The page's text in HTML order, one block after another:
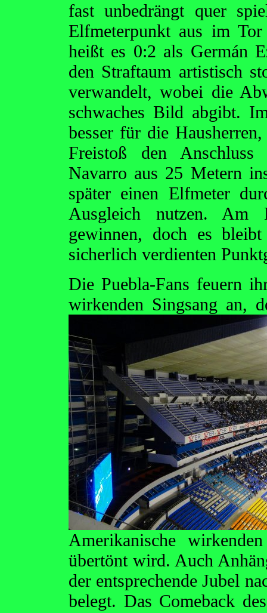
fast unbedrängt quer
Elfmeterpunkt aus im
heißt es 0:2 als Germán
den Straftaum artistisch
verwandelt, wobei die
schwaches Bild abgibt.
besser für die
Freistoß den
Navarro aus 25 Metern
später einen Elfmeter
Ausgleich nutzen. Am
gewinnen, doch es
sicherlich verdienten
Die Puebla-Fans feuern
wirkenden Singsang an,
Amerikanische
übertönt wird. Auch
der entsprechende Jubel
belegt. Das Comeback